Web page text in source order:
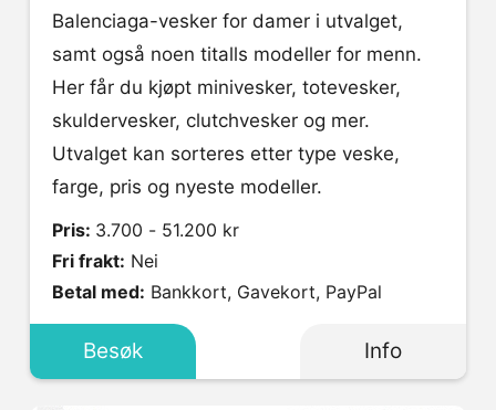
Balenciaga-vesker for damer i utvalget,
samt også noen titalls modeller for menn.
Her får du kjøpt minivesker, totevesker,
skuldervesker, clutchvesker og mer.
Utvalget kan sorteres etter type veske,
farge, pris og nyeste modeller.
Pris: 3.700 - 51.200 kr
Fri frakt: Nei
Betal med: Bankkort, Gavekort, PayPal
Besøk Info